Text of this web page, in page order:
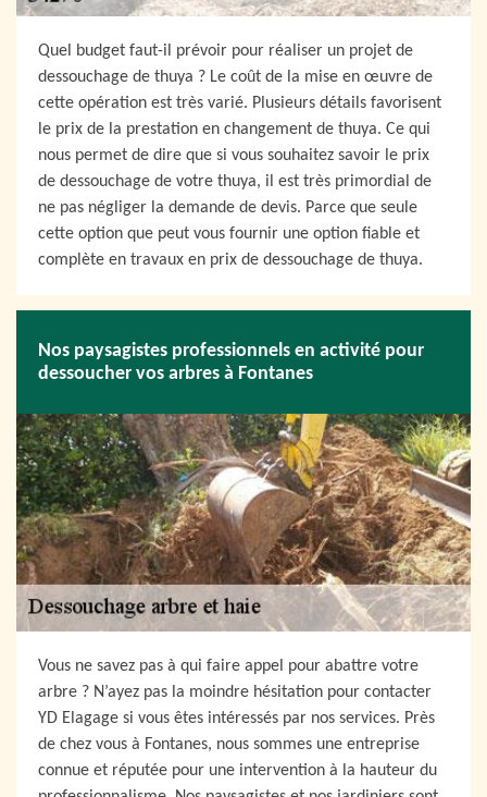
Quel budget faut-il prévoir pour réaliser un projet de
dessouchage de thuya ? Le coût de la mise en œuvre de
cette opération est très varié. Plusieurs détails favorisent
le prix de la prestation en changement de thuya. Ce qui
nous permet de dire que si vous souhaitez savoir le prix
de dessouchage de votre thuya, il est très primordial de
ne pas négliger la demande de devis. Parce que seule
cette option que peut vous fournir une option fiable et
complète en travaux en prix de dessouchage de thuya.
Nos paysagistes professionnels en activité pour
dessoucher vos arbres à Fontanes
Vous ne savez pas à qui faire appel pour abattre votre
arbre ? N’ayez pas la moindre hésitation pour contacter
YD Elagage si vous êtes intéressés par nos services. Près
de chez vous à Fontanes, nous sommes une entreprise
connue et réputée pour une intervention à la hauteur du